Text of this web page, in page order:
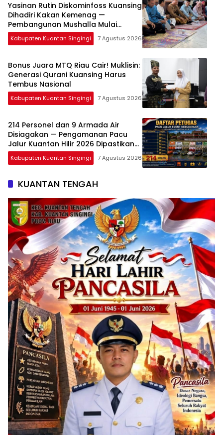
Yasinan Rutin Diskominfoss Kuansing
Dihadiri Kakan Kemenag —
Pembangunan Mushalla Mulai
Dirancang
Kabupaten Kuantan Singingi 7 Agustus 2026
Bonus Juara MTQ Riau Cair! Muklisin:
Generasi Qurani Kuansing Harus
Tembus Nasional
Kabupaten Kuantan Singingi 7 Agustus 2026
214 Personel dan 9 Armada Air
Disiagakan — Pengamanan Pacu
Jalur Kuantan Hilir 2026 Dipastikan
Maksimal
Kabupaten Kuantan Singingi 7 Agustus 2026
KUANTAN TENGAH